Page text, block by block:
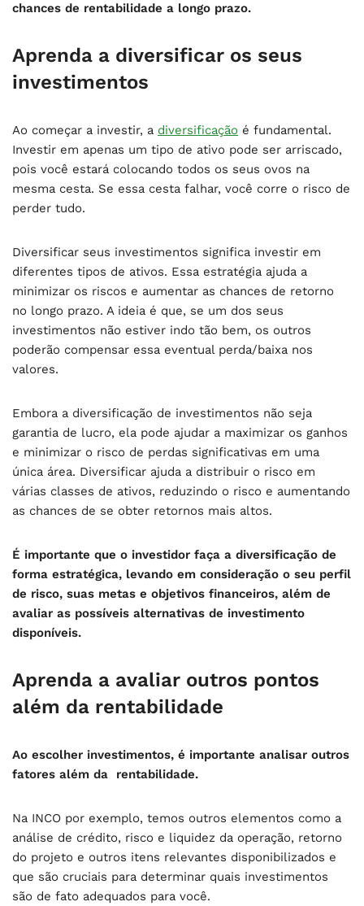
chances de rentabilidade a longo prazo.
Aprenda a diversificar os seus
investimentos
Ao começar a investir, a diversificação é fundamental.
Investir em apenas um tipo de ativo pode ser arriscado,
pois você estará colocando todos os seus ovos na
mesma cesta. Se essa cesta falhar, você corre o risco de
perder tudo.
Diversificar seus investimentos significa investir em
diferentes tipos de ativos. Essa estratégia ajuda a
minimizar os riscos e aumentar as chances de retorno
no longo prazo. A ideia é que, se um dos seus
investimentos não estiver indo tão bem, os outros
poderão compensar essa eventual perda/baixa nos
valores.
Embora a diversificação de investimentos não seja
garantia de lucro, ela pode ajudar a maximizar os ganhos
e minimizar o risco de perdas significativas em uma
única área. Diversificar ajuda a distribuir o risco em
várias classes de ativos, reduzindo o risco e aumentando
as chances de se obter retornos mais altos.
É importante que o investidor faça a diversificação de
forma estratégica, levando em consideração o seu perfil
de risco, suas metas e objetivos financeiros, além de
avaliar as possíveis alternativas de investimento
disponíveis.
Aprenda a avaliar outros pontos
além da rentabilidade
Ao escolher investimentos, é importante analisar outros
fatores além da rentabilidade.
Na INCO por exemplo, temos outros elementos como a
análise de crédito, risco e liquidez da operação, retorno
do projeto e outros itens relevantes disponibilizados e
que são cruciais para determinar quais investimentos
são de fato adequados para você.